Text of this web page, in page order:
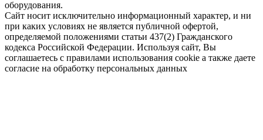
оборудования.
Сайт носит исключительно информационный характер, и ни
при каких условиях не является публичной офертой,
определяемой положениями статьи 437(2) Гражданского
кодекса Российской Федерации. Используя сайт, Вы
соглашаетесь с правилами использования cookie а также даете
согласие на обработку персональных данных